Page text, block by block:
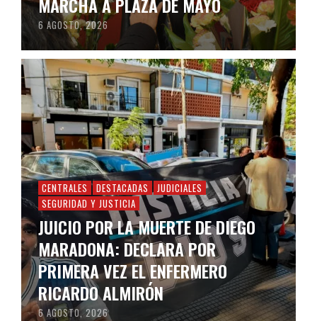
6 AGOSTO, 2026
CENTRALES DESTACADAS
JUDICIALES
SEGURIDAD Y JUSTICIA
JUICIO POR LA MUERTE DE DIEGO
MARADONA: DECLARA POR
PRIMERA VEZ EL ENFERMERO
RICARDO ALMIRÓN
6 AGOSTO, 2026